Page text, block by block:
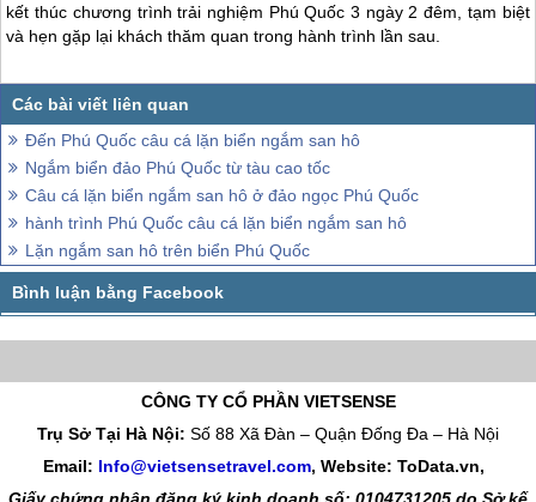
kết thúc chương trình trải nghiệm Phú Quốc 3 ngày 2 đêm, tạm biệt
và hẹn gặp lại khách thăm quan trong hành trình lần sau.
Đến Phú Quốc câu cá lặn biển ngắm san hô
Ngắm biển đảo Phú Quốc từ tàu cao tốc
Câu cá lặn biển ngắm san hô ở đảo ngọc Phú Quốc
hành trình Phú Quốc câu cá lặn biển ngắm san hô
Lặn ngắm san hô trên biển Phú Quốc
CÔNG TY CỔ PHẦN VIETSENSE
Trụ Sở Tại Hà Nội: Số 88 Xã Đàn – Quận Đống Đa – Hà Nội
Email: Info@vietsensetravel.com, Website: ToData.vn,